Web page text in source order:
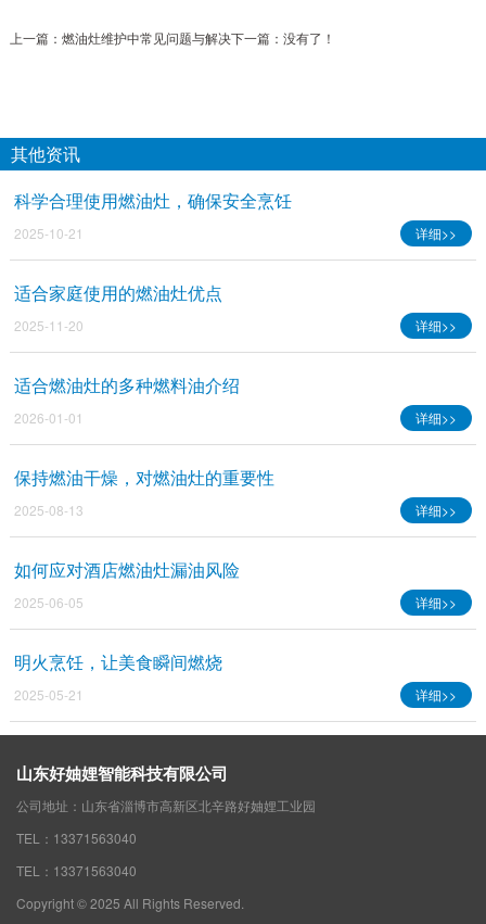
上一篇： 燃油灶维护中常见问题与解决下一篇：没有了！
其他资讯
科学合理使用燃油灶，确保安全烹饪
2025-10-21 详细>>
适合家庭使用的燃油灶优点
2025-11-20 详细>>
适合燃油灶的多种燃料油介绍
2026-01-01 详细>>
保持燃油干燥，对燃油灶的重要性
2025-08-13 详细>>
如何应对酒店燃油灶漏油风险
2025-06-05 详细>>
明火烹饪，让美食瞬间燃烧
2025-05-21 详细>>
山东好妯娌智能科技有限公司
公司地址：山东省淄博市高新区北辛路好妯娌工业园
TEL：13371563040
TEL：13371563040
Copyright © 2025 All Rights Reserved.